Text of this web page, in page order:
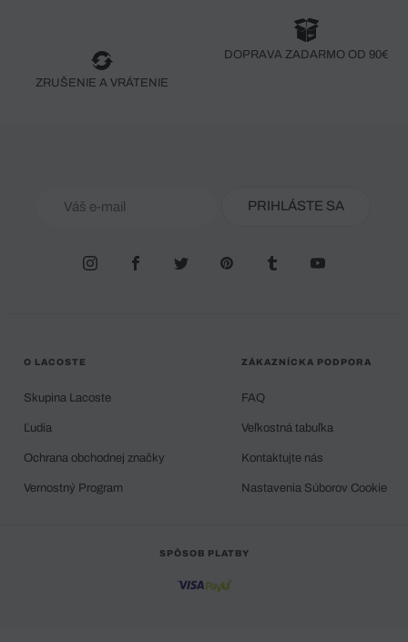
ZRUŠENIE A VRÁTENIE
DOPRAVA ZADARMO OD 90€
PRIHLÁSTE SA
O LACOSTE
Skupina Lacoste
Ľudia
Ochrana obchodnej značky
Vernostný Program
ZÁKAZNÍCKA PODPORA
FAQ
Veľkostná tabuľka
Kontaktujte nás
Nastavenia Súborov Cookie
SPÔSOB PLATBY